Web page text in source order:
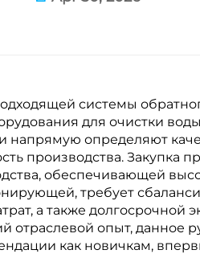
системы
для очистки
напрямую определяют
производства. Закупка
обеспечивающей
требует
а также долгосрочной
опыт, данное
как новичкам,